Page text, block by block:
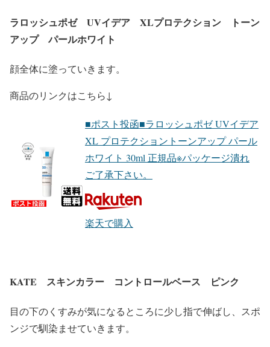
ラロッシュポゼ UVイデア XLプロテクション トーン
アップ パールホワイト
顔全体に塗っていきます。
商品のリンクはこちら↓
■ポスト投函■ラロッシュポゼ UVイデア
XL プロテクショントーンアップ パール
ホワイト 30ml 正規品※パッケージ潰れ
ご了承下さい。
楽天で購入
KATE スキンカラー コントロールベース ピンク
目の下のくすみが気になるところに少し指で伸ばし、スポ
ンジで馴染ませていきます。